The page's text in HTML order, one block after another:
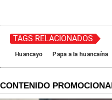
TAGS RELACIONADOS
Huancayo Papa a la huancaína